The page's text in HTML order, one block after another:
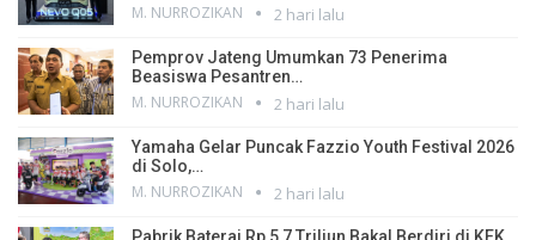
M. NURROZIKAN 2 hari lalu
Pemprov Jateng Umumkan 73 Penerima
Beasiswa Pesantren…
M. NURROZIKAN 2 hari lalu
Yamaha Gelar Puncak Fazzio Youth Festival 2026
di Solo,…
M. NURROZIKAN 2 hari lalu